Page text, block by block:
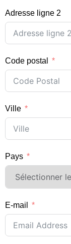
Adresse ligne 2
Code postal
Ville
Pays
E-mail